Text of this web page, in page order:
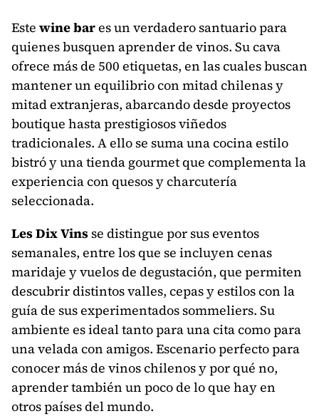
Este wine bares un verdadero santuario para
quienes busquen aprender de vinos. Su cava
ofrece más de 500 etiquetas, en las cuales buscan
mantener un equilibrio con mitad chilenas y
mitad extranjeras, abarcando desde proyectos
boutique hasta prestigiosos viñedos
tradicionales. A ello se suma una cocina estilo
bistró y una tienda gourmet que complementa la
experiencia con quesos y charcutería
seleccionada.
Les Dix Vinsse distingue por sus eventos
semanales, entre los que se incluyen cenas
maridaje y vuelos de degustación, que permiten
descubrir distintos valles, cepas y estilos con la
guía de sus experimentados sommeliers. Su
ambiente es ideal tanto para una cita como para
una velada con amigos. Escenario perfecto para
conocer más de vinos chilenos y por qué no,
aprender también un poco de lo que hay en
otros países del mundo.